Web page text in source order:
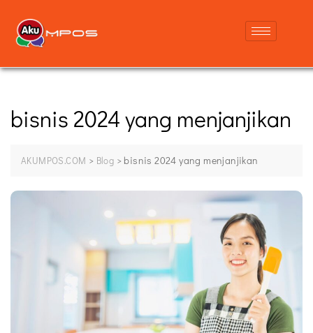
bisnis 2024 yang menjanjikan
AKUMPOS.COM > Blog > bisnis 2024 yang menjanjikan